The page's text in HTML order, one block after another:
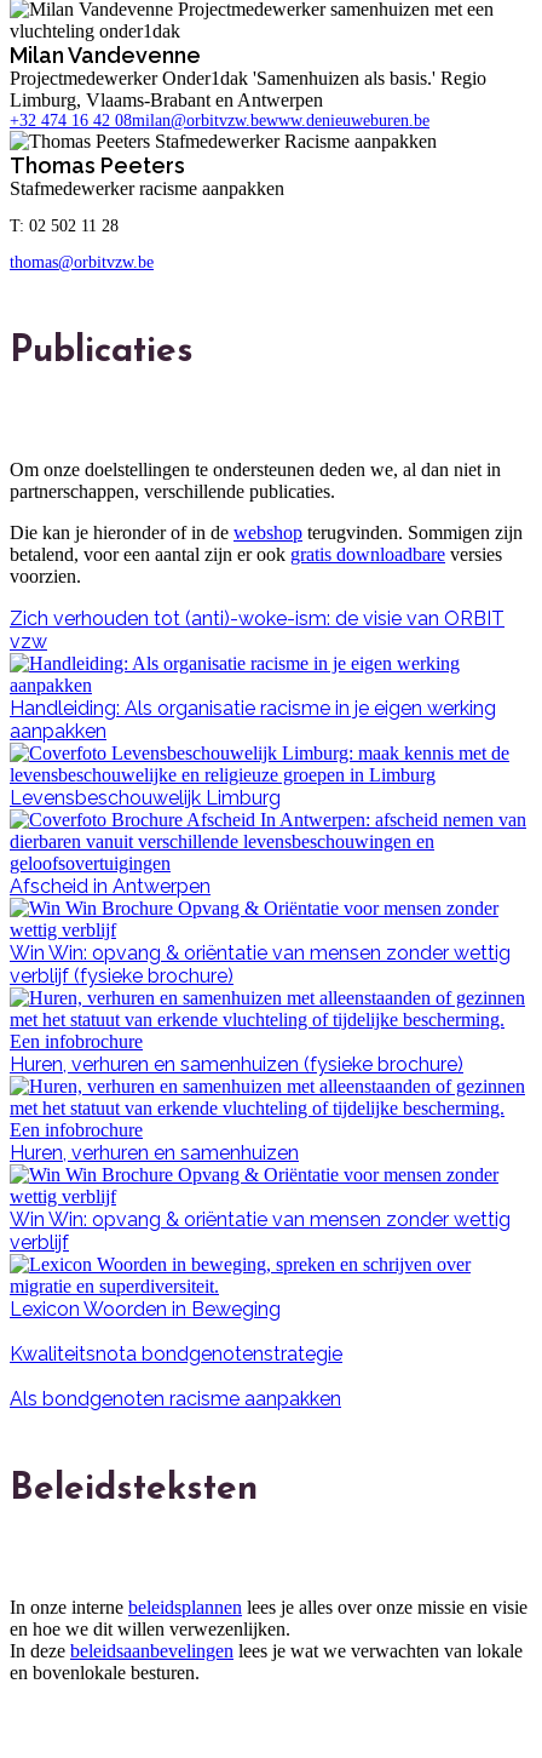
Milan Vandevenne
Projectmedewerker Onder1dak 'Samenhuizen als basis.' Regio
Limburg, Vlaams-Brabant en Antwerpen
+32 474 16 42 08milan@orbitvzw.bewww.denieuweburen.be
Thomas Peeters
Stafmedewerker racisme aanpakken
T: 02 502 11 28
thomas@orbitvzw.be
Publicaties
Om onze doelstellingen te ondersteunen deden we, al dan niet in
partnerschappen, verschillende publicaties.
Die kan je hieronder of in de webshop terugvinden. Sommigen zijn
betalend, voor een aantal zijn er ook gratis downloadbare versies
voorzien.
Zich verhouden tot (anti)-woke-ism: de visie van ORBIT
vzw
Handleiding: Als organisatie racisme in je eigen werking
aanpakken
Levensbeschouwelijk Limburg
Afscheid in Antwerpen
Win Win: opvang & oriëntatie van mensen zonder wettig
verblijf (fysieke brochure)
Huren, verhuren en samenhuizen (fysieke brochure)
Huren, verhuren en samenhuizen
Win Win: opvang & oriëntatie van mensen zonder wettig
verblijf
Lexicon Woorden in Beweging
Kwaliteitsnota bondgenotenstrategie
Als bondgenoten racisme aanpakken
Beleidsteksten
In onze interne beleidsplannen lees je alles over onze missie en visie
en hoe we dit willen verwezenlijken.
In deze beleidsaanbevelingen lees je wat we verwachten van lokale
en bovenlokale besturen.